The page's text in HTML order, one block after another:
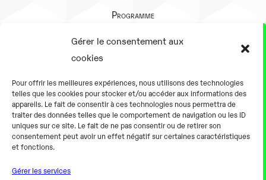
Gérer le consentement aux
cookies
Pour offrir les meilleures expériences, nous utilisons des technologies
telles que les cookies pour stocker et/ou accéder aux informations des
appareils. Le fait de consentir à ces technologies nous permettra de
traiter des données telles que le comportement de navigation ou les ID
uniques sur ce site. Le fait de ne pas consentir ou de retirer son
consentement peut avoir un effet négatif sur certaines caractéristiques
et fonctions.
Gérer les services
Programme
Présentation
En pratique
Tarifs et horaires
Salles
Équipements numériques